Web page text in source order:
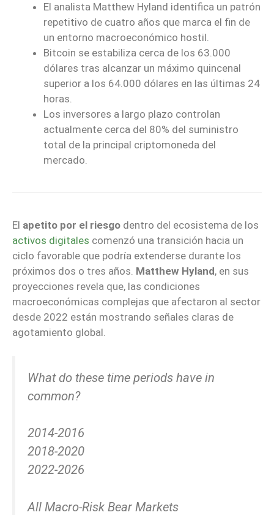
El analista Matthew Hyland identifica un patrón
repetitivo de cuatro años que marca el fin de
un entorno macroeconómico hostil.
Bitcoin se estabiliza cerca de los 63.000
dólares tras alcanzar un máximo quincenal
superior a los 64.000 dólares en las últimas 24
horas.
Los inversores a largo plazo controlan
actualmente cerca del 80% del suministro
total de la principal criptomoneda del
mercado.
El apetito por el riesgo dentro del ecosistema de los
activos digitales comenzó una transición hacia un
ciclo favorable que podría extenderse durante los
próximos dos o tres años. Matthew Hyland, en sus
proyecciones revela que, las condiciones
macroeconómicas complejas que afectaron al sector
desde 2022 están mostrando señales claras de
agotamiento global.
What do these time periods have in
common?
2014-2016
2018-2020
2022-2026
All Macro-Risk Bear Markets